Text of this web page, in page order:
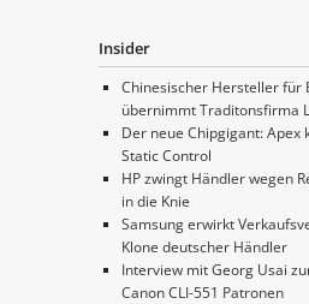
Insider
Chinesischer Hersteller für
übernimmt Traditonsfirma
Der neue Chipgigant: Apex
Static Control
HP zwingt Händler wegen
in die Knie
Samsung erwirkt
Klone deutscher Händler
Interview mit Georg Usai
Canon CLI-551 Patronen